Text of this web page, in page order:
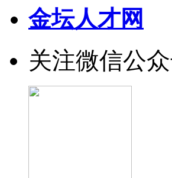
金坛人才网
关注微信公